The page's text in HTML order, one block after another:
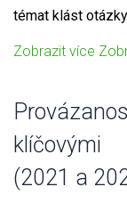
témat klást
Zobrazit více
klíčovými
(2021 a